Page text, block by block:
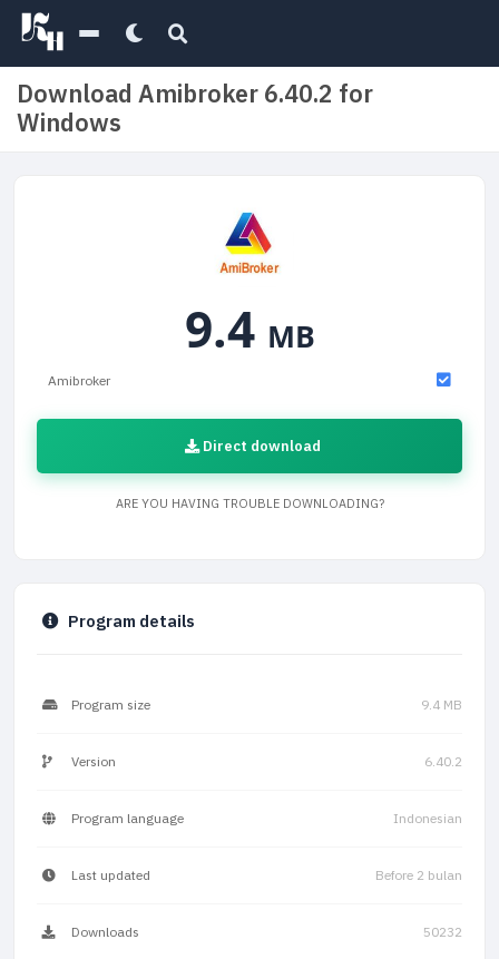
Download Amibroker 6.40.2 for
Windows
9.4 MB
Amibroker
Direct download
ARE YOU HAVING TROUBLE DOWNLOADING?
Program details
Program size 9.4 MB
Version 6.40.2
Program language Indonesian
Last updated Before 2 bulan
Downloads 50232